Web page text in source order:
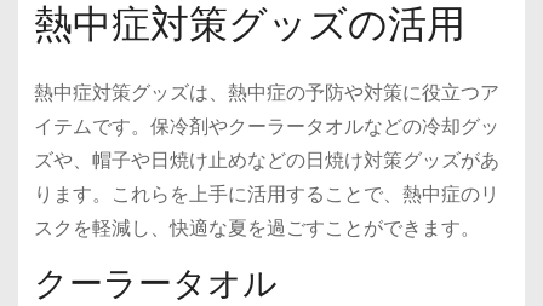
熱中症対策グッズの活用
熱中症対策グッズは、熱中症の予防や対策に役立つア
イテムです。保冷剤やクーラータオルなどの冷却グッ
ズや、帽子や日焼け止めなどの日焼け対策グッズがあ
ります。これらを上手に活用することで、熱中症のリ
スクを軽減し、快適な夏を過ごすことができます。
クーラータオル